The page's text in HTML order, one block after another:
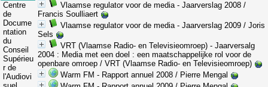
Vlaamse regulator voor de media - Jaarverslag 2008/
Francis Soulliaert
Vlaamse regulator voor de media - Jaarverslag 2009/ Joris
Sels
VRT (Vlaamse Radio- en Televisieomroep) - Jaarversalg
2004: Media met een doel : een maatschappelijke rol voor de
openbare omroep/ VRT (Vlaamse Radio- en Televisieomroep)
Warm FM - Rapport annuel 2008/ Pierre Mengal
Centre
de
Docume
ntation
du
Conseil
Supérieu
r de
l'Audiovi